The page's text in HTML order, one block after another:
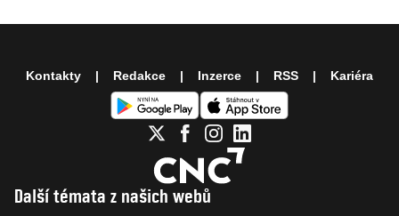
Další témata z našich webů
Kontakty Redakce Inzerce RSS Kariéra